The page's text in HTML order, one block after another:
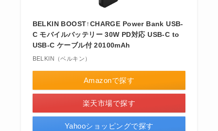
BELKIN BOOST↑CHARGE Power Bank USB-
C モバイルバッテリー 30W PD対応 USB-C to
USB-C ケーブル付 20100mAh
BELKIN（ベルキン）
Amazonで探す
楽天市場で探す
Yahooショッピングで探す